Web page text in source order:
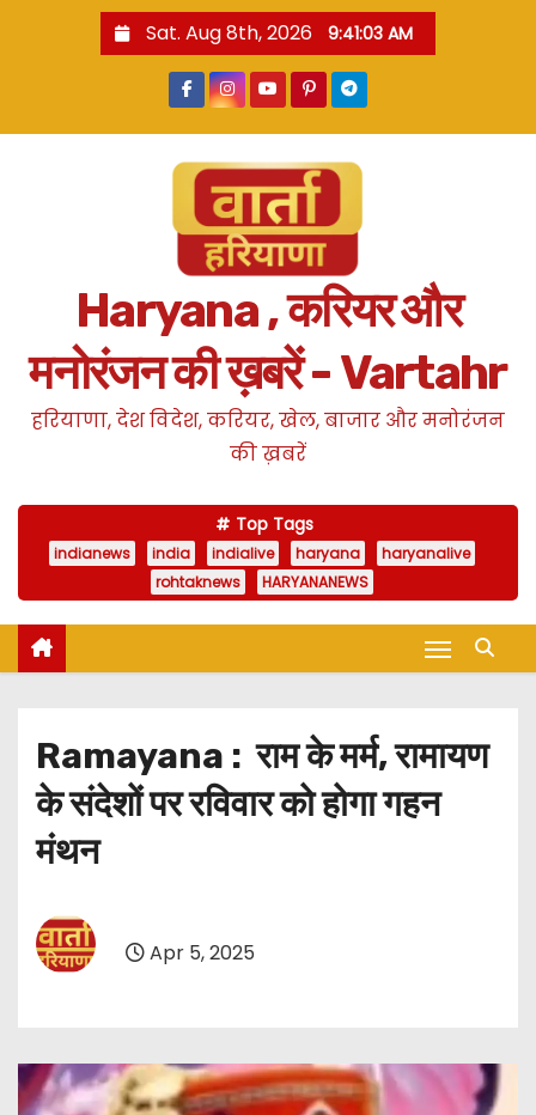
Sat. Aug 8th, 2026 9:41:04 AM
Haryana , करियर और
मनोरंजन की ख़बरें - Vartahr
हरियाणा, देश विदेश, करियर, खेल, बाजार और मनोरंजन
की ख़बरें
Top Tags
indianews india indialive haryana
haryanalive
rohtaknews
HARYANANEWS
Ramayana : राम के मर्म, रामायण
के संदेशों पर रविवार को होगा गहन
मंथन
Apr 5, 2025